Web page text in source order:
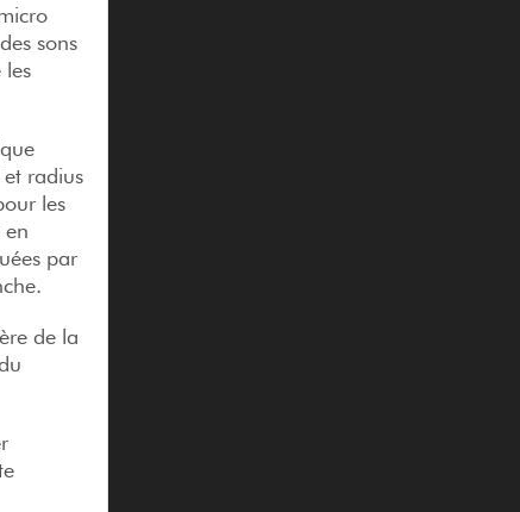
sons
les
radius
les
en
par
de la